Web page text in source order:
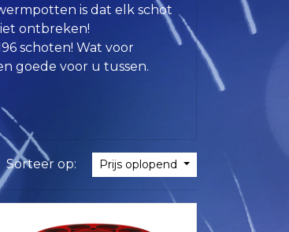
is dat elk schot
ontbreken!
schoten! Wat voor
goede voor u tussen.
Sorteer op: Prijs oplopend